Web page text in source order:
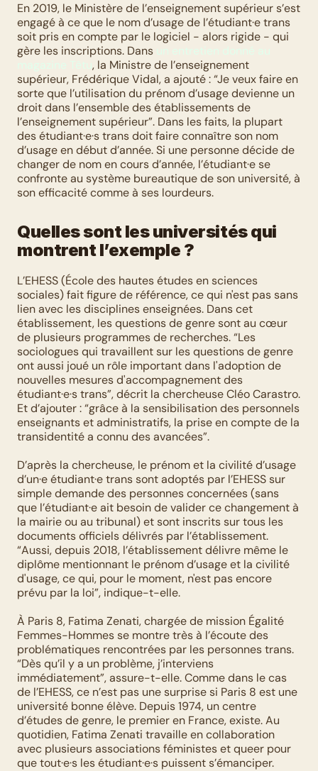
En 2019, le Ministère de l’enseignement supérieur s’est
engagé à ce que le nom d’usage de l’étudiant·e trans
soit pris en compte par le logiciel - alors rigide - qui
gère les inscriptions. Dans
, la Ministre de l’enseignement
supérieur, Frédérique Vidal, a ajouté : “Je veux faire en
sorte que l’utilisation du prénom d’usage devienne un
droit dans l’ensemble des établissements de
l’enseignement supérieur”. Dans les faits, la plupart
des étudiant·e·s trans doit faire connaître son nom
d’usage en début d’année. Si une personne décide de
changer de nom en cours d’année, l’étudiant·e se
confronte au système bureautique de son université, à
son efficacité comme à ses lourdeurs.
Quelles sont les universités qui
montrent l’exemple ?
L’EHESS (École des hautes études en sciences
sociales) fait figure de référence, ce qui n'est pas sans
lien avec les disciplines enseignées. Dans cet
établissement, les questions de genre sont au cœur
de plusieurs programmes de recherches. “Les
sociologues qui travaillent sur les questions de genre
ont aussi joué un rôle important dans l'adoption de
nouvelles mesures d'accompagnement des
étudiant·e·s trans”, décrit la chercheuse Cléo Carastro.
Et d’ajouter : “grâce à la sensibilisation des personnels
enseignants et administratifs, la prise en compte de la
transidentité a connu des avancées”.
D’après la chercheuse, le prénom et la civilité d’usage
d’un·e étudiant·e trans sont adoptés par l’EHESS sur
simple demande des personnes concernées (sans
que l’étudiant·e ait besoin de valider ce changement à
la mairie ou au tribunal) et sont inscrits sur tous les
documents officiels délivrés par l’établissement.
“Aussi, depuis 2018, l’établissement délivre même le
diplôme mentionnant le prénom d’usage et la civilité
d'usage, ce qui, pour le moment, n'est pas encore
prévu par la loi”, indique-t-elle.
À Paris 8, Fatima Zenati, chargée de mission Égalité
Femmes-Hommes se montre très à l’écoute des
problématiques rencontrées par les personnes trans.
“Dès qu’il y a un problème, j’interviens
immédiatement”, assure-t-elle. Comme dans le cas
de l’EHESS, ce n’est pas une surprise si Paris 8 est une
université bonne élève. Depuis 1974, un centre
d’études de genre, le premier en France, existe. Au
quotidien, Fatima Zenati travaille en collaboration
avec plusieurs associations féministes et queer pour
que tout·e·s les étudiant·e·s puissent s’émanciper.